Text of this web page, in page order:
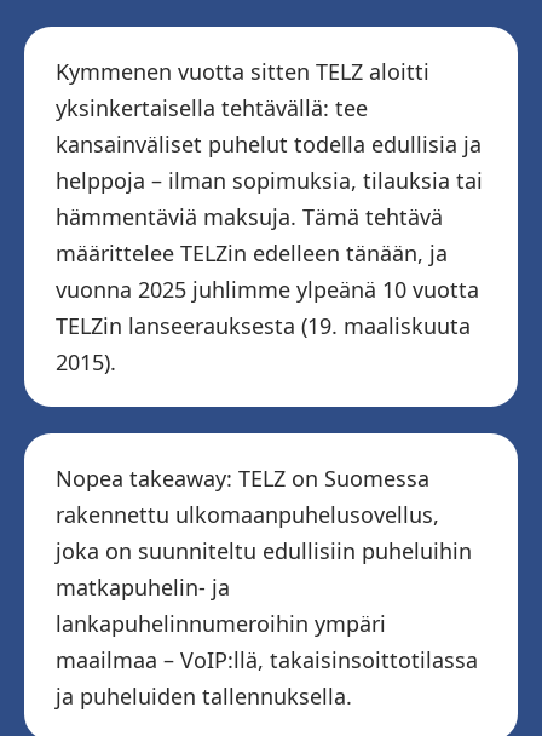
Kymmenen vuotta sitten TELZ aloitti
yksinkertaisella tehtävällä: tee
kansainväliset puhelut todella edullisia ja
helppoja – ilman sopimuksia, tilauksia tai
hämmentäviä maksuja. Tämä tehtävä
määrittelee TELZin edelleen tänään, ja
vuonna 2025 juhlimme ylpeänä 10 vuotta
TELZin lanseerauksesta (19. maaliskuuta
2015).
Nopea takeaway: TELZ on Suomessa
rakennettu ulkomaanpuhelusovellus,
joka on suunniteltu edullisiin puheluihin
matkapuhelin- ja
lankapuhelinnumeroihin ympäri
maailmaa – VoIP:llä, takaisinsoittotilassa
ja puheluiden tallennuksella.